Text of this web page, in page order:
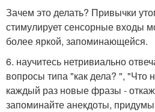
Зачем это делать? Привычки
стимулирует сенсорные входы
более яркой, запоминающейся.
6. научитесь нетривиально
вопросы типа "как дела? ", "Что
каждый раз новые фразы -
запоминайте анекдоты,